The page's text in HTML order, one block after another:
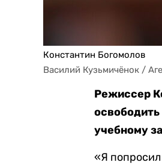
Константин Богомолов
Василий Кузьмичёнок /
Режиссер
учебному
«Я